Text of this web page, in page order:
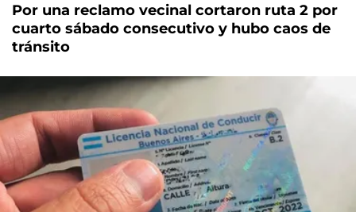
Por una reclamo vecinal cortaron ruta 2 por
cuarto sábado consecutivo y hubo caos de
tránsito